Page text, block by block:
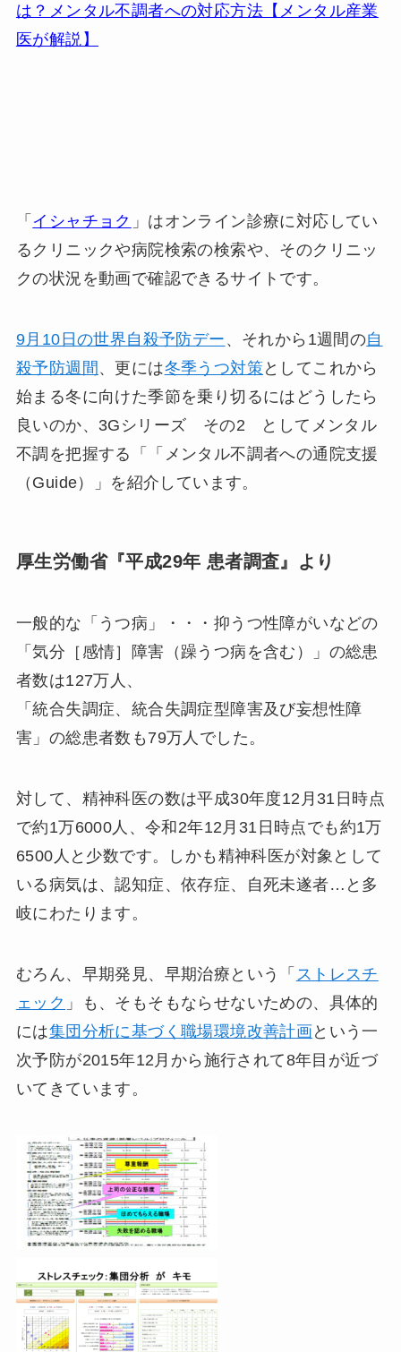
は？メンタル不調者への対応方法【メンタル産業
医が解説】
「 イシャチョク 」はオンライン診療に対応してい
るクリニックや病院検索の検索や、そのクリニッ
クの状況を動画で確認できるサイトです。
9月10日の世界自殺予防デー 、それから1週間の自
殺予防週間 、更には冬季うつ対策としてこれから
始まる冬に向けた季節を乗り切るにはどうしたら
良いのか、3Gシリーズ その2 としてメンタル
不調を把握する「「メンタル不調者への通院支援
（Guide）」を紹介しています。
厚生労働省『平成29年 患者調査』より
一般的な「うつ病」・・・抑うつ性障がいなどの
「気分［感情］障害（躁うつ病を含む）」の総患
者数は127万人、
「統合失調症、統合失調症型障害及び妄想性障
害」の総患者数も79万人でした。
対して、精神科医の数は平成30年度12月31日時点
で約1万6000人、令和2年12月31日時点でも約1万
6500人と少数です。しかも精神科医が対象として
いる病気は、認知症、依存症、自死未遂者…と多
岐にわたります。
むろん、早期発見、早期治療という「 ストレスチ
ェック 」も、そもそもならせないための、具体的
には集団分析に基づく職場環境改善計画 という一
次予防が2015年12月から施行されて8年目が近づ
いてきています。